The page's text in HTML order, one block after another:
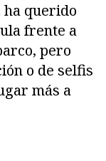
ha querido
frente a
pero
o de selfis
más a